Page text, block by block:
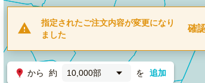
指定されたご注文内容が変更になり
ました
確
から 約 10,000部 を 追加